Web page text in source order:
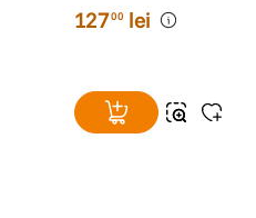
12700 lei